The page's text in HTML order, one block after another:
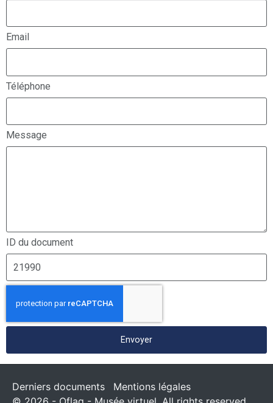
Email
Téléphone
Message
ID du document
Envoyer
Derniers documents
Mentions légales